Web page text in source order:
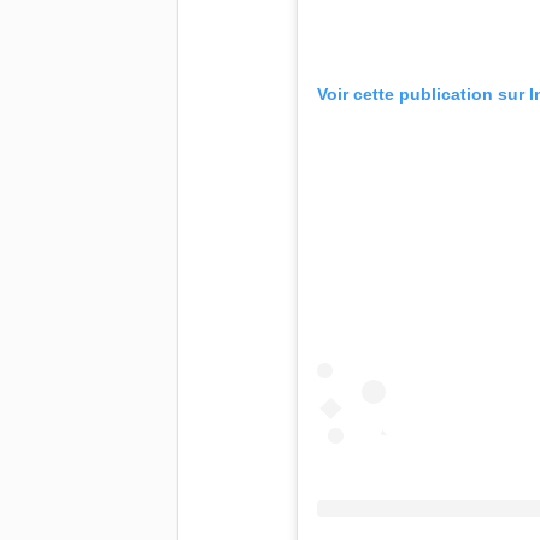
Voir cette publication sur